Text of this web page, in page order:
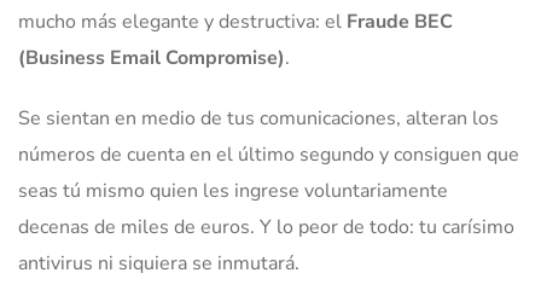
mucho más elegante y destructiva: el Fraude BEC
(Business Email Compromise).
Se sientan en medio de tus comunicaciones, alteran los
números de cuenta en el último segundo y consiguen que
seas tú mismo quien les ingrese voluntariamente
decenas de miles de euros. Y lo peor de todo: tu carísimo
antivirus ni siquiera se inmutará.